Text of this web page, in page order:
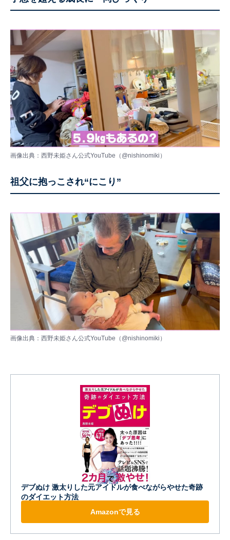
画像出典：西野未姫さん公式YouTube（ @nishinomiki ）
祖父に抱っこされ“にこり”
画像出典：西野未姫さん公式YouTube（ @nishinomiki ）
デブぬけ 激太りした元アイドルが食べながらやせた奇跡
のダイエット方法
Amazonで見る